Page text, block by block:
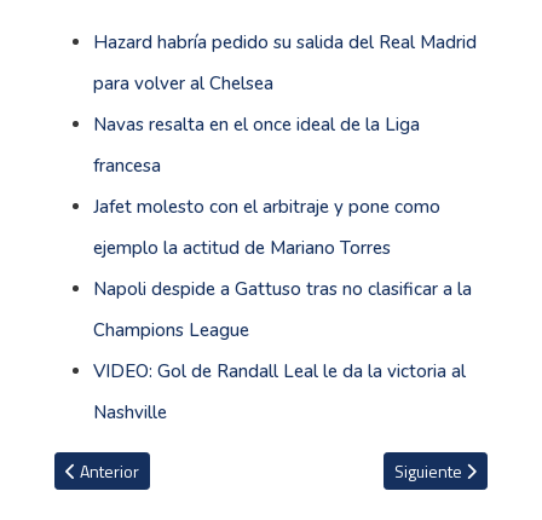
Hazard habría pedido su salida del Real Madrid
para volver al Chelsea
Navas resalta en el once ideal de la Liga
francesa
Jafet molesto con el arbitraje y pone como
ejemplo la actitud de Mariano Torres
Napoli despide a Gattuso tras no clasificar a la
Champions League
VIDEO: Gol de Randall Leal le da la victoria al
Nashville
Artículo anterior: Guardiola: ''Nunca pensé vivir todo esto''
Anterior Artículo siguiente:
Siguiente